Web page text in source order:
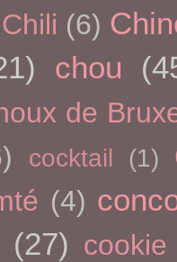
Chili (6)
chou
de
cocktail (1)
(4)
(27) cookie